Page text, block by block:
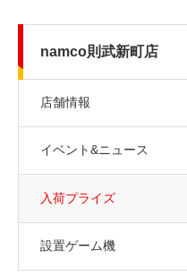
namco則武新町店
店舗情報
イベント&ニュース
入荷プライズ
設置ゲーム機